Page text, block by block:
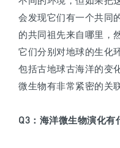
会发现它们有一个共同
的共同祖先来自哪里，
它们分别对地球的生化
包括古地球古海洋的变
微生物有非常紧密的关联
Q3 ：海洋微生物演化有